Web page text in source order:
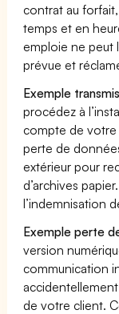
contrat au
temps et en
emploie ne peut
prévue et
Exemple
procédez à
compte de votre
perte de
extérieur pour
d’archives
l’indemnisation
Exemple perte
version
communication
de votre client.